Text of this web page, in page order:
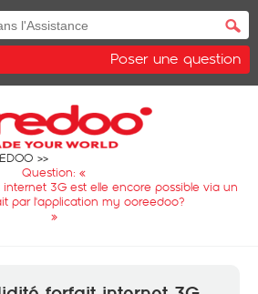
Poser une question
Question: «
3G est elle encore possible via un
par l'application my ooreedoo?
»